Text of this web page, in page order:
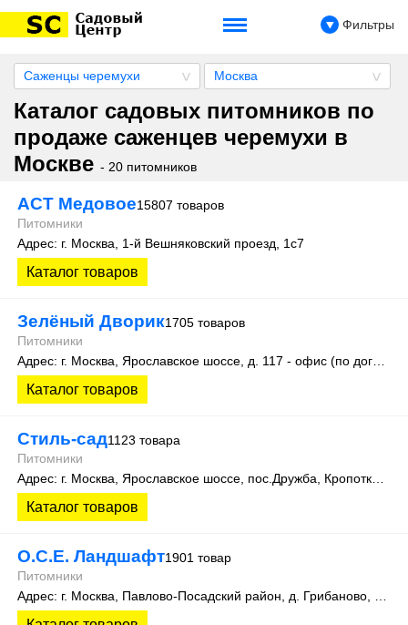
Фильтры
Саженцы черемухи Москва
Каталог садовых питомников по
продаже саженцев черемухи в
Москве - 20 питомников
АСТ Медовое15807 товаров
Питомники
Адрес: г. Москва, 1-й Вешняковский проезд, 1с7
Каталог товаров
Зелёный Дворик1705 товаров
Питомники
Каталог товаров
Стиль-сад1123 товара
Питомники
Каталог товаров
О.С.Е. Ландшафт1901 товар
Питомники